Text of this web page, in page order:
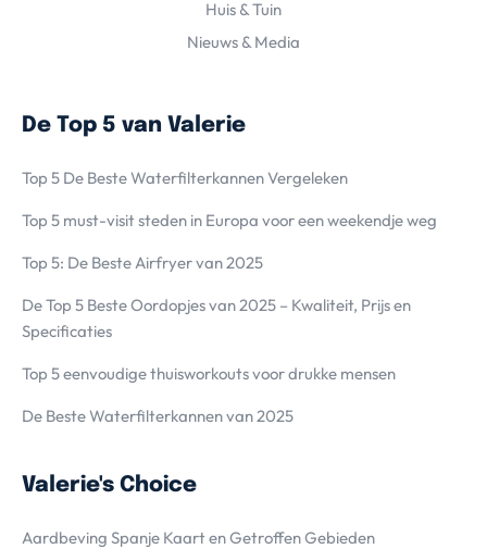
Huis & Tuin
Nieuws & Media
De Top 5 van Valerie
Top 5 De Beste Waterfilterkannen Vergeleken
Top 5 must-visit steden in Europa voor een weekendje weg
Top 5: De Beste Airfryer van 2025
De Top 5 Beste Oordopjes van 2025 – Kwaliteit, Prijs en
Specificaties
Top 5 eenvoudige thuisworkouts voor drukke mensen
De Beste Waterfilterkannen van 2025
Valerie's Choice
Aardbeving Spanje Kaart en Getroffen Gebieden